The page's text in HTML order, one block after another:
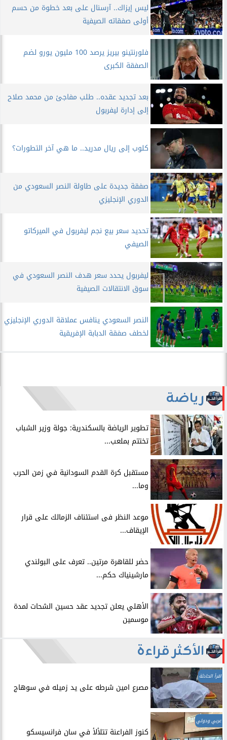
ليس إيزاك.. آرسنال على بعد خطوة من حسم
أولى صفقاته الصيفية
فلورنتينو بيريز يرصد 100 مليون يورو لضم
الصفقة الكبرى
بعد تجديد عقده.. طلب مفاجئ من محمد صلاح
إلى إدارة ليفربول
كلوب إلى ريال مدريد.. ما هي آخر التطورات؟
صفقة جديدة على طاولة النصر السعودي من
الدوري الإنجليزي
تحديد سعر بيع نجم ليفربول في الميركاتو
الصيفي
ليفربول يحدد سعر هدف النصر السعودي في
سوق الانتقالات الصيفية
النصر السعودي ينافس عملاقة الدوري الإنجليزي
لخطف صفقة الدبابة الإفريقية
رياضة
​تطوير الرياضة بالسكندرية: جولة وزير الشباب
تختتم بملعب...
مستقبل كرة القدم السودانية في زمن الحرب
وما...
موعد النظر فى استئناف الزمالك على قرار
الإيقاف...
حضر للقاهرة مرتين.. تعرف على البولندي
مارشينياك حكم...
الأهلي يعلن تجديد عقد حسين الشحات لمدة
موسمين
الأكثر قراءة
اقرأ الحادثة
مصرع امين شرطه على يد زميله في سوهاج
عربي ودولي
​كنوز الفراعنة تتلألأ في سان فرانسيسكو